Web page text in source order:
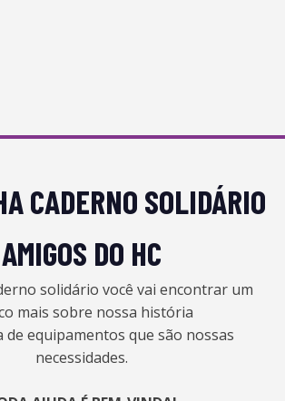
CADERNO SOLIDÁRIO
AMIGOS DO HC
solidário você vai encontrar um
mais sobre nossa história
de equipamentos que são nossas
necessidades.